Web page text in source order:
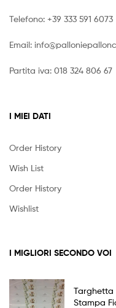
Telefono: +39 333 591 6073
Email:
Partita iva: 018 324 806 67
I MIEI DATI
Order History
Wish List
Order History
Wishlist
I MIGLIORI SECONDO VOI
Targhetta
Stampa